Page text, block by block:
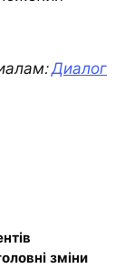
Диалог
зміни